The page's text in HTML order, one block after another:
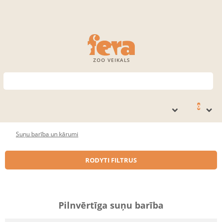
ZOO VEIKALS
0
Suņu barība un kārumi
RODYTI FILTRUS
Pilnvērtīga suņu barība